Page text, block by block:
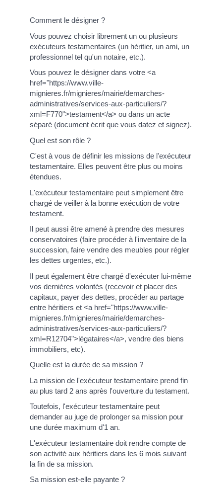
Comment le désigner ?
Vous pouvez choisir librement un ou plusieurs
exécuteurs testamentaires (un héritier, un ami, un
professionnel tel qu'un notaire, etc.).
Vous pouvez le désigner dans votre <a
href="https://www.ville-
mignieres.fr/mignieres/mairie/demarches-
administratives/services-aux-particuliers/?
xml=F770">testament</a> ou dans un acte
séparé (document écrit que vous datez et signez).
Quel est son rôle ?
C'est à vous de définir les missions de l'exécuteur
testamentaire. Elles peuvent être plus ou moins
étendues.
L'exécuteur testamentaire peut simplement être
chargé de veiller à la bonne exécution de votre
testament.
Il peut aussi être amené à prendre des mesures
conservatoires (faire procéder à l'inventaire de la
succession, faire vendre des meubles pour régler
les dettes urgentes, etc.).
Il peut également être chargé d'exécuter lui-même
vos dernières volontés (recevoir et placer des
capitaux, payer des dettes, procéder au partage
entre héritiers et <a href="https://www.ville-
mignieres.fr/mignieres/mairie/demarches-
administratives/services-aux-particuliers/?
xml=R12704">légataires</a>, vendre des biens
immobiliers, etc).
Quelle est la durée de sa mission ?
La mission de l'exécuteur testamentaire prend fin
au plus tard 2 ans après l'ouverture du testament.
Toutefois, l'exécuteur testamentaire peut
demander au juge de prolonger sa mission pour
une durée maximum d'1 an.
L'exécuteur testamentaire doit rendre compte de
son activité aux héritiers dans les 6 mois suivant
la fin de sa mission.
Sa mission est-elle payante ?